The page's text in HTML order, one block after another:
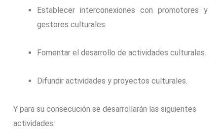
Establecer interconexiones con promotores y
gestores culturales.
Fomentar el desarrollo de actividades culturales.
Difundir actividades y proyectos culturales.
Y para su consecución se desarrollarán las siguientes
actividades: